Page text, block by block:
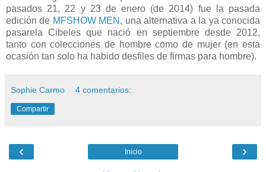
pasados 21, 22 y 23 de enero (de 2014) fue la pasada
edición de MFSHOW MEN , una alternativa a la ya conocida
pasarela Cibeles que nació en septiembre desde 2012,
tanto con colecciones de hombre como de mujer (en esta
ocasión tan solo ha habido desfiles de firmas para hombre).
Sophie Carmo 4 comentarios:
Compartir
‹ ›
Inicio